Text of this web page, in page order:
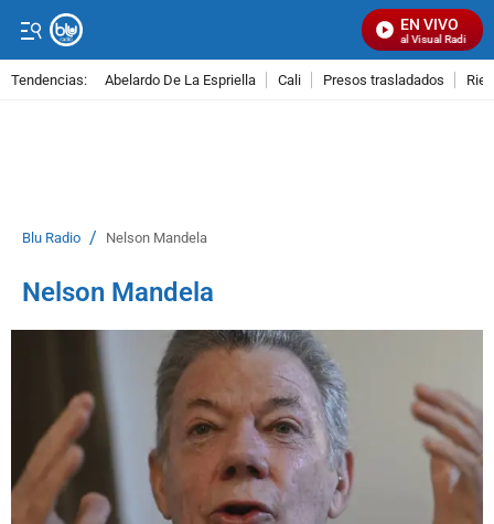
EN VIVO
Señal Visual Radio
Tendencias: Abelardo De La Espriella Cali Presos trasladados
Blu Radio / Nelson Mandela
Nelson Mandela